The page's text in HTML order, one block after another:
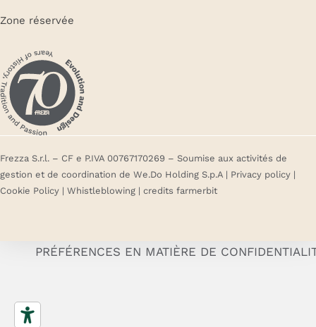
Zone réservée
Frezza S.r.l. – CF e P.IVA 00767170269 – Soumise aux activités de
gestion et de coordination de We.Do Holding S.p.A | Privacy policy |
Cookie Policy | Whistleblowing | credits farmerbit